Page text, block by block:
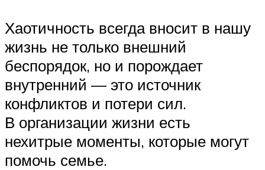
Хаотичность всегда вносит в нашу
жизнь не только внешний
беспорядок, но и порождает
внутренний — это источник
конфликтов и потери сил.
В организации жизни есть
нехитрые моменты, которые могут
помочь семье.